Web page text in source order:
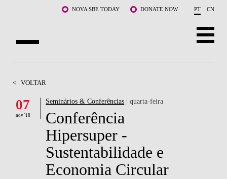
Saltar para o conteúdo principalNOVA SBE TODAY DONATE NOW PT CN
DOCENTES E INVESTIGAÇÃO
COMUNIDADE
< VOLTAR
07
nov '18
Seminários & Conferências | quarta-feira
Conferência
Hipersuper -
Sustentabilidade e
Economia Circular